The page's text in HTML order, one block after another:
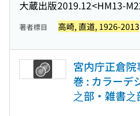
大蔵出版2019.12<HM13-
著者標目 高崎, 直道, 1926-2013
宮内庁正倉
巻 : カラーデ
之部・雑書之